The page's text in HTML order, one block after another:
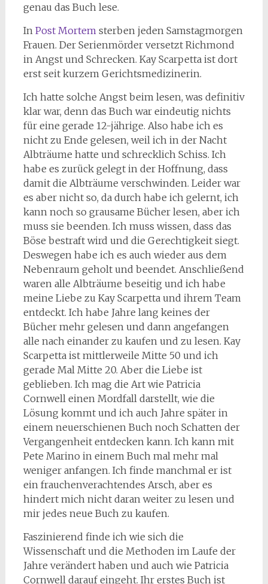
genau das Buch lese.
In Post Mortem sterben jeden Samstagmorgen
Frauen. Der Serienmörder versetzt Richmond
in Angst und Schrecken. Kay Scarpetta ist dort
erst seit kurzem Gerichtsmedizinerin.
Ich hatte solche Angst beim lesen, was definitiv
klar war, denn das Buch war eindeutig nichts
für eine gerade 12-jährige. Also habe ich es
nicht zu Ende gelesen, weil ich in der Nacht
Albträume hatte und schrecklich Schiss. Ich
habe es zurück gelegt in der Hoffnung, dass
damit die Albträume verschwinden. Leider war
es aber nicht so, da durch habe ich gelernt, ich
kann noch so grausame Bücher lesen, aber ich
muss sie beenden. Ich muss wissen, dass das
Böse bestraft wird und die Gerechtigkeit siegt.
Deswegen habe ich es auch wieder aus dem
Nebenraum geholt und beendet. Anschließend
waren alle Albträume beseitig und ich habe
meine Liebe zu Kay Scarpetta und ihrem Team
entdeckt. Ich habe Jahre lang keines der
Bücher mehr gelesen und dann angefangen
alle nach einander zu kaufen und zu lesen. Kay
Scarpetta ist mittlerweile Mitte 50 und ich
gerade Mal Mitte 20. Aber die Liebe ist
geblieben. Ich mag die Art wie Patricia
Cornwell einen Mordfall darstellt, wie die
Lösung kommt und ich auch Jahre später in
einem neuerschienen Buch noch Schatten der
Vergangenheit entdecken kann. Ich kann mit
Pete Marino in einem Buch mal mehr mal
weniger anfangen. Ich finde manchmal er ist
ein frauchenverachtendes Arsch, aber es
hindert mich nicht daran weiter zu lesen und
mir jedes neue Buch zu kaufen.
Faszinierend finde ich wie sich die
Wissenschaft und die Methoden im Laufe der
Jahre verändert haben und auch wie Patricia
Cornwell darauf eingeht. Ihr erstes Buch ist